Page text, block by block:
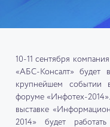
10-11 сентября
«АБС-Консалт» будет
крупнейшем событии
форуме «Инфотех-
выставке
2014» будет